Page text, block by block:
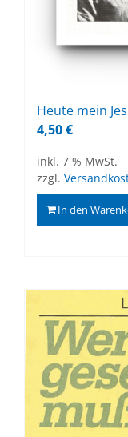
Heu­te mein
4,50€
inkl. 7 % MwSt.
zzgl.
In den